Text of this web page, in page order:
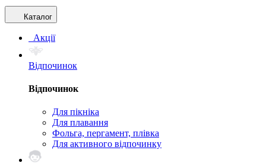
Каталог
Акції
Відпочинок
Відпочинок
Для пікніка
Для плавання
Фольга, пергамент, плівка
Для активного відпочинку